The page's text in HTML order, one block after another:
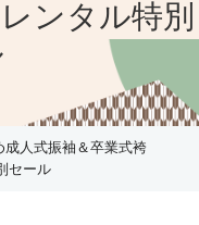
ンタル特別
成人式振袖＆卒業式袴
セール